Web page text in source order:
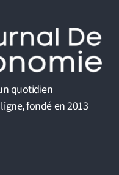
quotidien
fondé en 2013